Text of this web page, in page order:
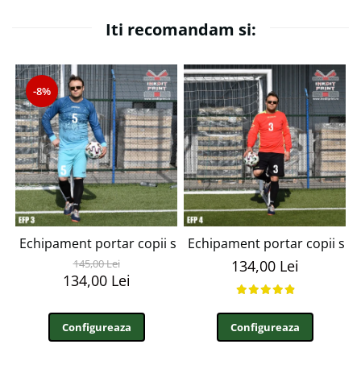
Iti recomandam si:
-8%
Echipament portar copii si adulti personalizabil EFP3
145,00 Lei
134,00 Lei
Configureaza
Echipament portar copii si
134,00 Lei
Configureaza